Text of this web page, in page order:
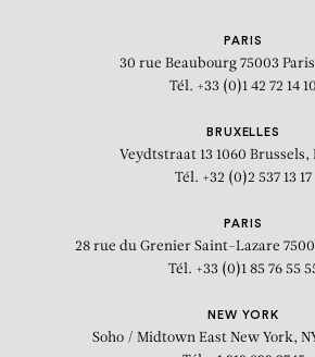
PARIS
30 rue Beaubourg 75003
Tél. +33 (0)1 42 72 14 10
BRUXELLES
Veydtstraat 13 1060 Brussels,
Tél. +32 (0)2 537 13 17
PARIS
28 rue du Grenier Saint-Lazare
Tél. +33 (0)1 85 76 55
NEW YORK
Soho / Midtown East New York,